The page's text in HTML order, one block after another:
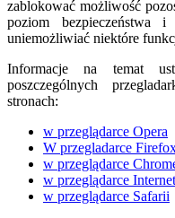
zablokować możliwość
poziom bezpieczeństwa
uniemożliwiać niektóre
Informacje na temat
poszczególnych
stronach:
w przeglądarce Opera
W przegladarce
w przeglądarce
w przeglądarce
w przeglądarce Safarii